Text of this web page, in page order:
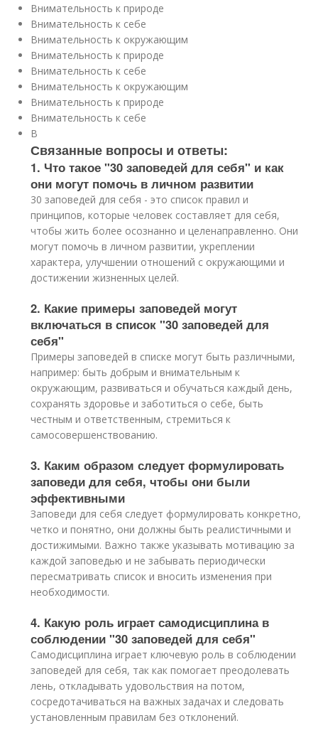
Внимательность к природе
Внимательность к себе
Внимательность к окружающим
Внимательность к природе
Внимательность к себе
Внимательность к окружающим
Внимательность к природе
Внимательность к себе
В
Связанные вопросы и ответы:
1. Что такое "30 заповедей для себя" и как
они могут помочь в личном развитии
30 заповедей для себя - это список правил и
принципов, которые человек составляет для себя,
чтобы жить более осознанно и целенаправленно. Они
могут помочь в личном развитии, укреплении
характера, улучшении отношений с окружающими и
достижении жизненных целей.
2. Какие примеры заповедей могут
включаться в список "30 заповедей для
себя"
Примеры заповедей в списке могут быть различными,
например: быть добрым и внимательным к
окружающим, развиваться и обучаться каждый день,
сохранять здоровье и заботиться о себе, быть
честным и ответственным, стремиться к
самосовершенствованию.
3. Каким образом следует формулировать
заповеди для себя, чтобы они были
эффективными
Заповеди для себя следует формулировать конкретно,
четко и понятно, они должны быть реалистичными и
достижимыми. Важно также указывать мотивацию за
каждой заповедью и не забывать периодически
пересматривать список и вносить изменения при
необходимости.
4. Какую роль играет самодисциплина в
соблюдении "30 заповедей для себя"
Самодисциплина играет ключевую роль в соблюдении
заповедей для себя, так как помогает преодолевать
лень, откладывать удовольствия на потом,
сосредотачиваться на важных задачах и следовать
установленным правилам без отклонений.